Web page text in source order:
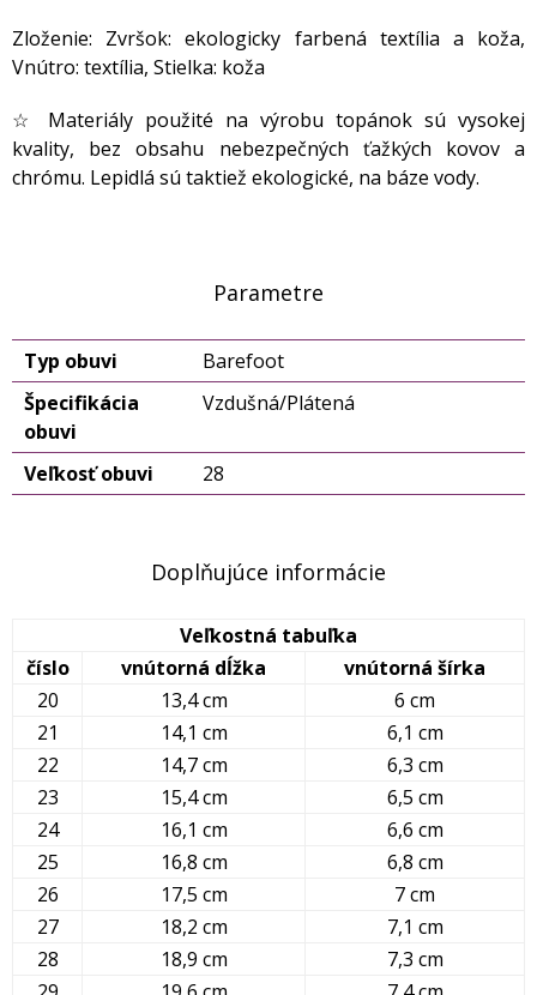
Zloženie: Zvršok: ekologicky farbená textília a koža,
Vnútro: textília, Stielka: koža
☆ Materiály použité na výrobu topánok sú vysokej
kvality, bez obsahu nebezpečných ťažkých kovov a
chrómu. Lepidlá sú taktiež ekologické, na báze vody.
Parametre
Typ obuvi
Barefoot
Špecifikácia
obuvi
Vzdušná/Plátená
Veľkosť obuvi 28
Doplňujúce informácie
Veľkostná tabuľka
číslo
vnútorná dĺžka
vnútorná šírka
20
13,4 cm
6 cm
21
14,1 cm
6,1 cm
22
14,7 cm
6,3 cm
23
15,4 cm
6,5 cm
24
16,1 cm
6,6 cm
25
16,8 cm
6,8 cm
26
17,5 cm
7 cm
27
18,2 cm
7,1 cm
28
18,9 cm
7,3 cm